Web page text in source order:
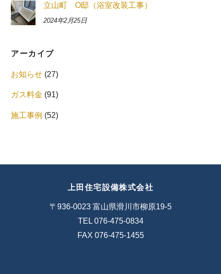
立山町 O邸（浴室改装工事）
2024年2月25日
アーカイブ
お知らせ (27)
ガス料金 (91)
施工事例 (52)
上田住宅設備株式会社
〒936-0023 富山県滑川市柳原19-5
TEL 076-475-0834
FAX 076-475-1455